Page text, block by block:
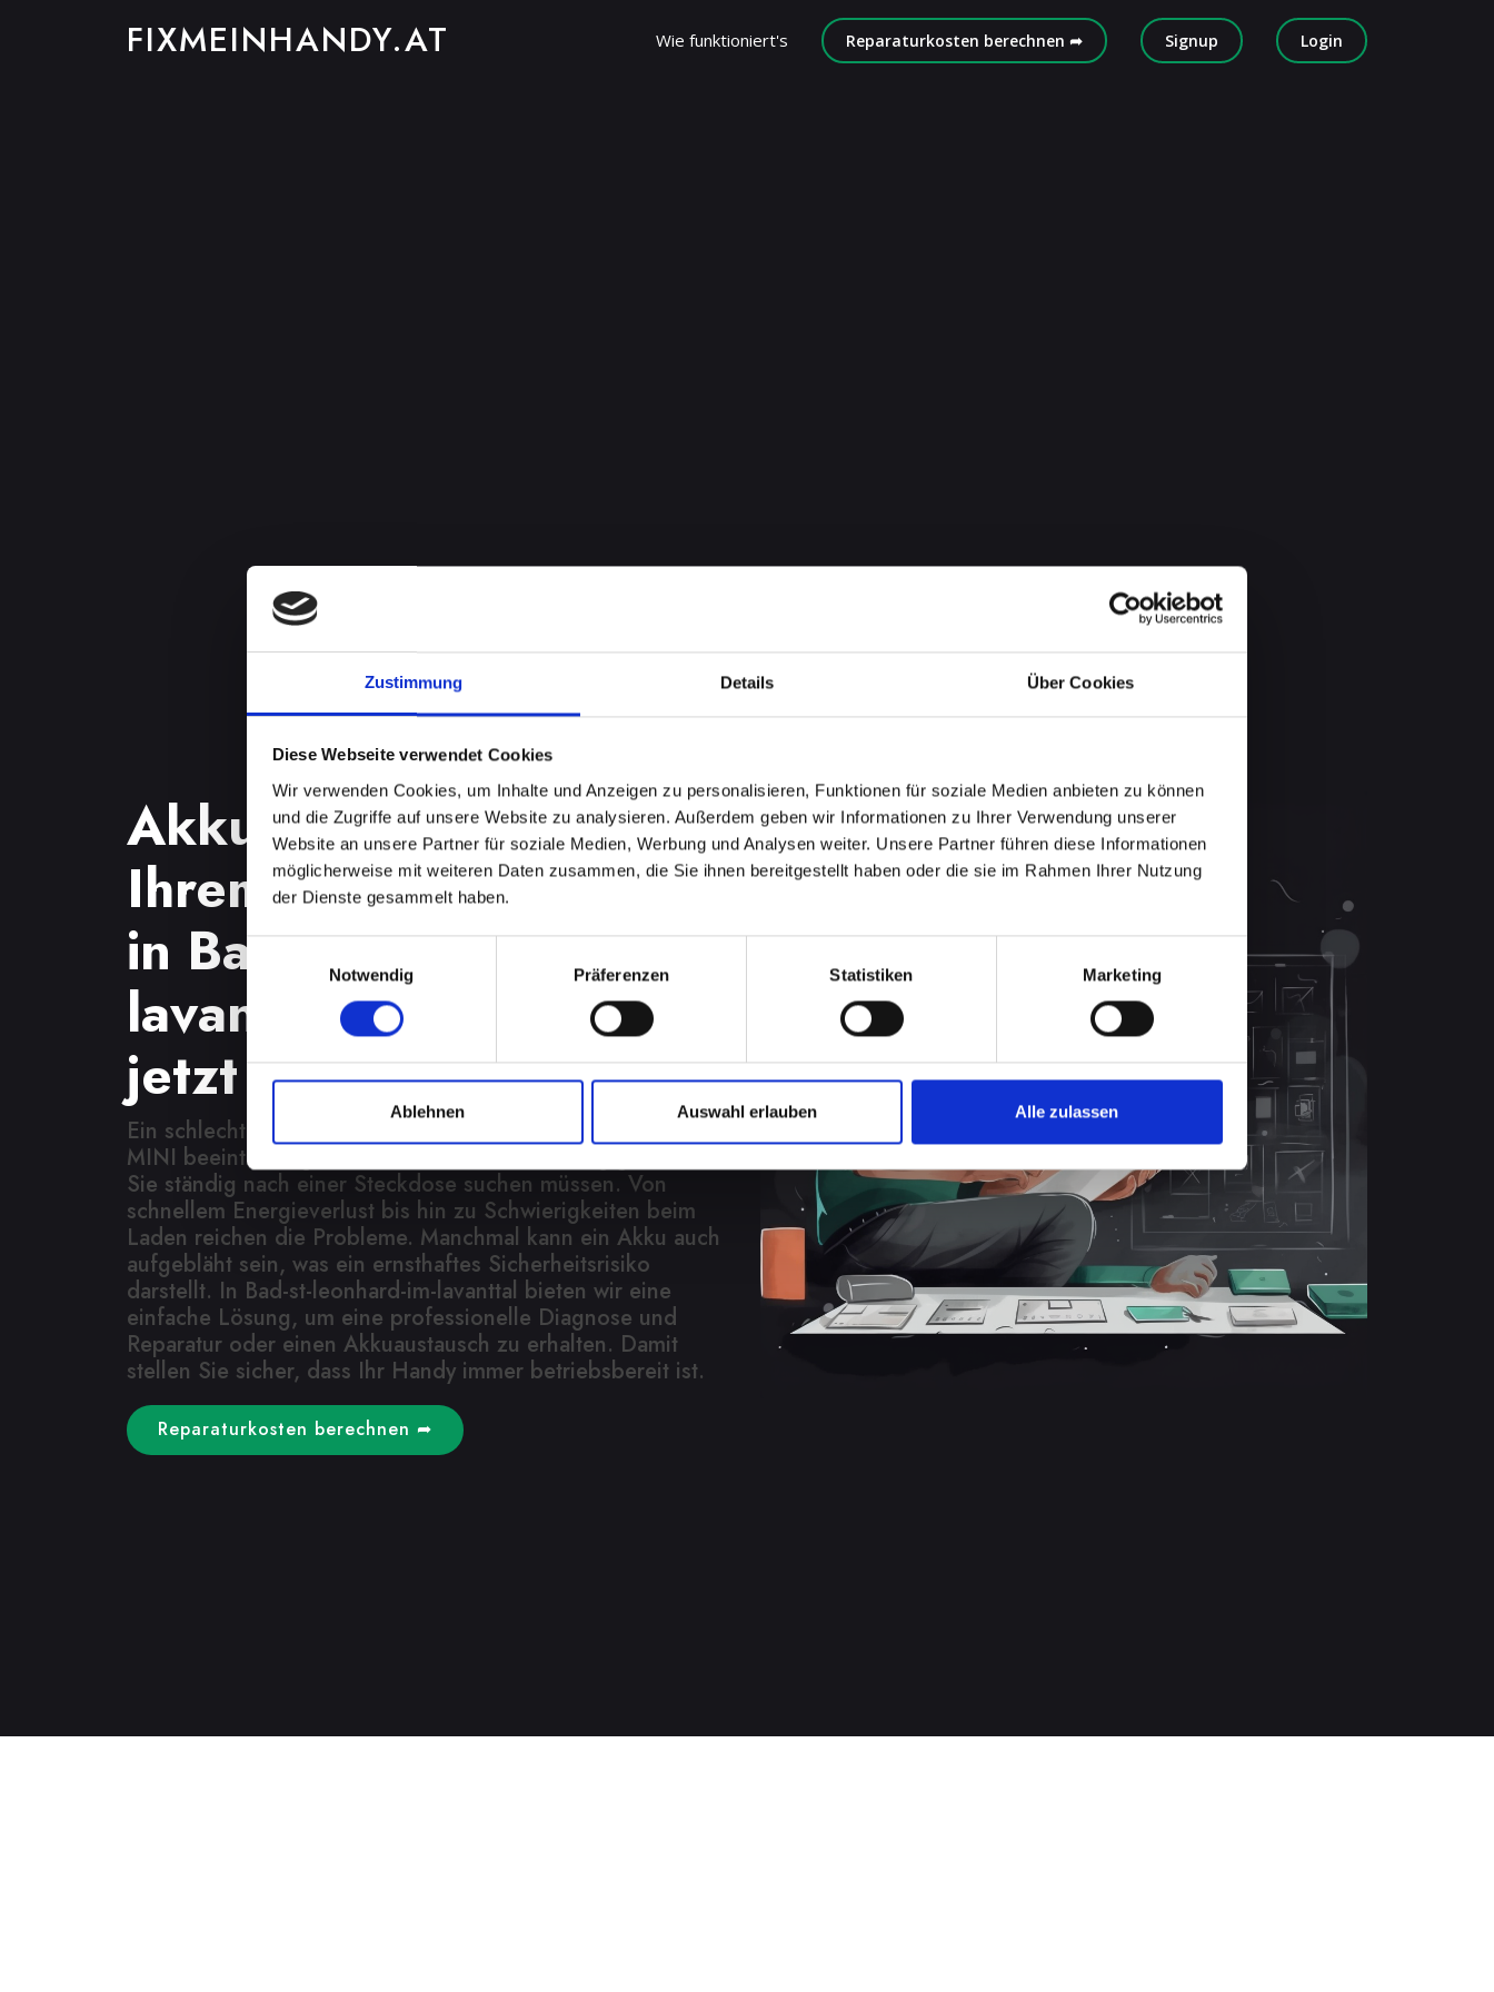
Zustimmung Details Über Cookies
Diese Webseite verwendet Cookies
Wir verwenden Cookies, um Inhalte und Anzeigen zu personalisieren, Funktionen für soziale Medien anbieten zu können
und die Zugriffe auf unsere Website zu analysieren. Außerdem geben wir Informationen zu Ihrer Verwendung unserer
Website an unsere Partner für soziale Medien, Werbung und Analysen weiter. Unsere Partner führen diese Informationen
möglicherweise mit weiteren Daten zusammen, die Sie ihnen bereitgestellt haben oder die sie im Rahmen Ihrer Nutzung
der Dienste gesammelt haben.
Einwilligungsauswahl
Notwendig
Präferenzen Statistiken Marketing
Ablehnen Auswahl erlauben Alle zulassen
FIXMEINHANDY.AT Wie funktioniert's Reparaturkosten berechnen ➦ Signup Login
Akkuprobleme bei
Ihrem IPHONE-12-MINI
in Bad-st-leonhard-im-
lavanttal? Finden Sie
jetzt eine Lösung
Ein schlecht funktionierender Akku in Ihrem IPHONE-12-
MINI beeinträchtigt Ihre Mobilität und Unabhängigkeit, wenn
Sie ständig nach einer Steckdose suchen müssen. Von
schnellem Energieverlust bis hin zu Schwierigkeiten beim
Laden reichen die Probleme. Manchmal kann ein Akku auch
aufgebläht sein, was ein ernsthaftes Sicherheitsrisiko
darstellt. In Bad-st-leonhard-im-lavanttal bieten wir eine
einfache Lösung, um eine professionelle Diagnose und
Reparatur oder einen Akkuaustausch zu erhalten. Damit
stellen Sie sicher, dass Ihr Handy immer betriebsbereit ist.
Reparaturkosten berechnen ➦